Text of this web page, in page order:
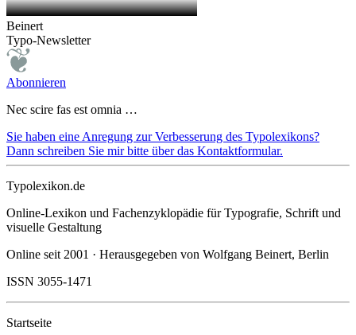
Beinert
Typo-Newsletter
Abonnieren
Nec scire fas est omnia …
Sie haben eine Anregung zur Verbesserung des Typolexikons?
Dann schreiben Sie mir bitte über das Kontaktformular.
Typolexikon.de
Online-Lexikon und Fachenzyklopädie für Typografie, Schrift und
visuelle Gestaltung
Online seit 2001 · Herausgegeben von Wolfgang Beinert, Berlin
ISSN 3055-1471
Startseite